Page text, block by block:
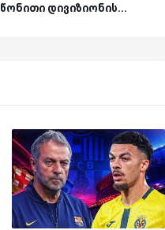
წონითი დივიზიონის...